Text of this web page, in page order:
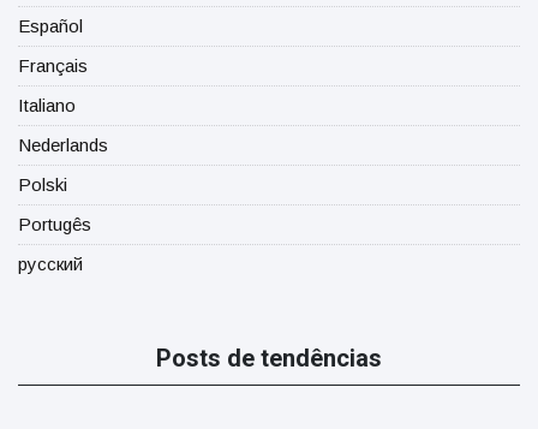
Español
Français
Italiano
Nederlands
Polski
Portugês
русский
Posts de tendências